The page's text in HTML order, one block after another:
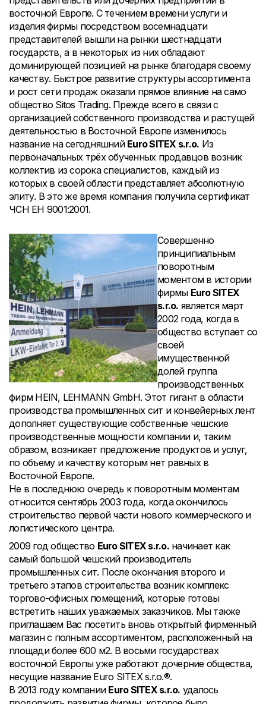
восточной Европе. С течением времени услуги и
изделия фирмы посредством восемнадцати
представителей вышли на рынки шестнадцати
государств, а в некоторых из них обладают
доминирующей позицией на рынке благодаря своему
качеству. Быстрое развитие структуры ассортимента
и рост сети продаж оказали прямое влияние на само
общество Sitos Trading. Прежде всего в связи с
организацией собственного производства и растущей
деятельностью в Восточной Европе изменилось
название на сегодняшний Euro SITEX s.r.o. Из
первоначальных трёх обученных продавцов возник
коллектив из сорока специалистов, каждый из
которых в своей области представляет абсолютную
элиту. В это же время компания получила сертификат
ЧСН ЕН 9001:2001.
Совершенно
принципиальным
поворотным
моментом в истории
фирмы Euro SITEX
s.r.o. является март
2002 года, когда в
общество вступает со
своей
имущественной
долей группа
производственных
фирм HEIN, LEHMANN GmbH. Этот гигант в области
производства промышленных сит и конвейерных лент
дополняет существующие собственные чешские
производственные мощности компании и, таким
образом, возникает предложение продуктов и услуг,
по объему и качеству которым нет равных в
Восточной Европе.
Не в последнюю очередь к поворотным моментам
относится сентябрь 2003 года, когда окончилось
строительство первой части нового коммерческого и
логистического центра.
2009 год общество Euro SITEX s.r.o.начинает как
самый большой чешский производитель
промышленных сит. После окончания второго и
третьего этапов строительства возник комплекс
торгово-офисных помещений, которые готовы
встретить наших уважаемых заказчиков. Мы также
приглашаем Вас посетить вновь открытый фирменный
магазин с полным ассортиментом, расположенный на
площади более 600 м2. В восьми государствах
восточной Европы уже работают дочерние общества,
несущие название Euro SITEX s.r.o.®.
В 2013 году компании Euro SITEX s.r.o. удалось